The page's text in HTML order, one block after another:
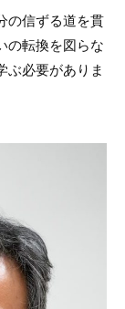
の信ずる道を貫
の転換を図らな
ぶ必要がありま